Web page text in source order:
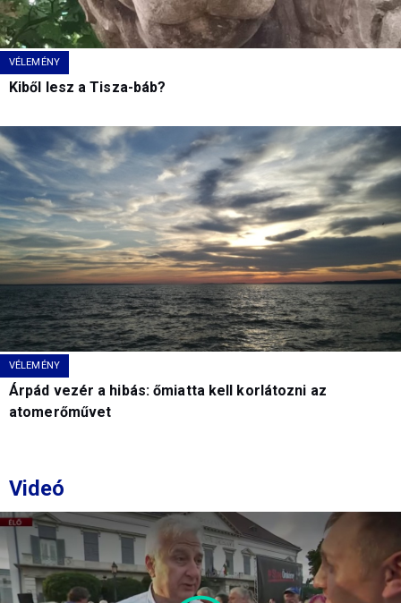
VÉLEMÉNY
Kiből lesz a Tisza-báb?
VÉLEMÉNY
Árpád vezér a hibás: őmiatta kell korlátozni az
atomerőművet
Videó